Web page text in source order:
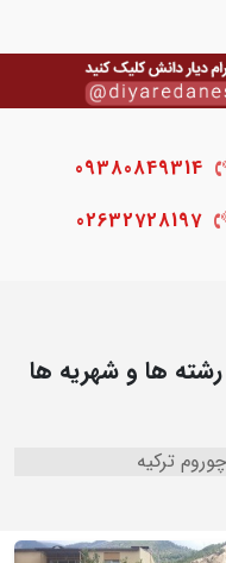
09380849314
02632728197
رشته ها و شهریه ها
ترکیه